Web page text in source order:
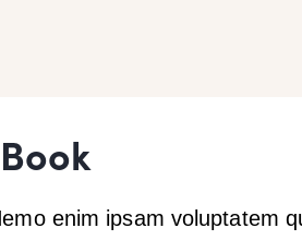
enim ipsam voluptatem